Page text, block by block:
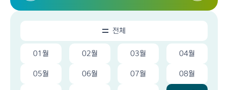
전체
01월 02월 03월 04월
05월 06월 07월 08월